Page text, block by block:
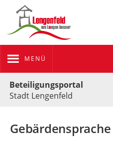
MENÜ
Beteiligungsportal
Stadt Lengenfeld
Gebärdensprache